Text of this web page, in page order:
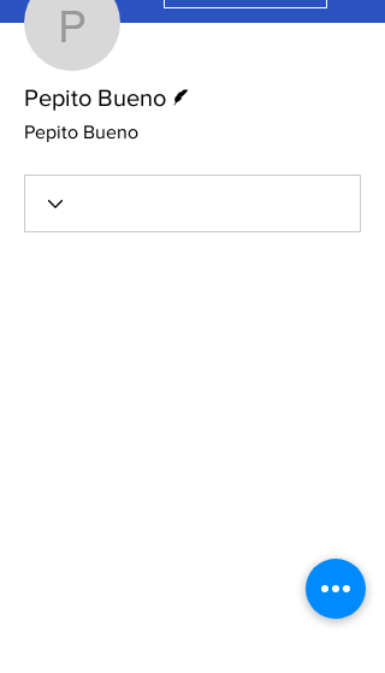
Pepito Bueno
Pepito Bueno
Pepito Bueno